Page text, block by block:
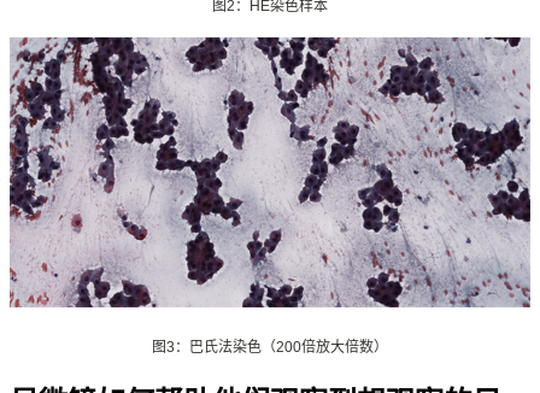
图2 ： HE染色样本
图3 ：巴氏法染色（200倍放大倍数）